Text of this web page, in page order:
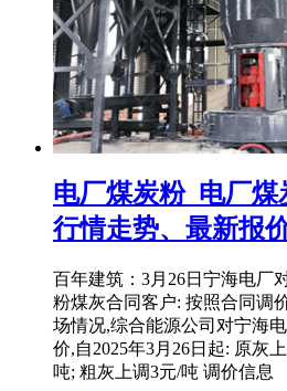
电厂煤炭粉_电厂煤
行情走势、最新报
百年建筑：3月26日宁海电厂
粉煤灰合同客户: 按照合同调
场情况,综合能源公司对宁海
价,自2025年3月26日起: 原灰
吨; 粗灰上调3元/吨 调价信息